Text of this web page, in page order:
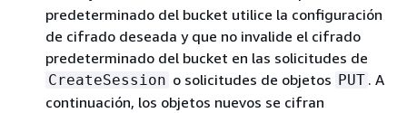
predeterminado del bucket utilice la configuración
de cifrado deseada y que no invalide el cifrado
predeterminado del bucket en las solicitudes de
CreateSession o solicitudes de objetos PUT . A
continuación, los objetos nuevos se cifran